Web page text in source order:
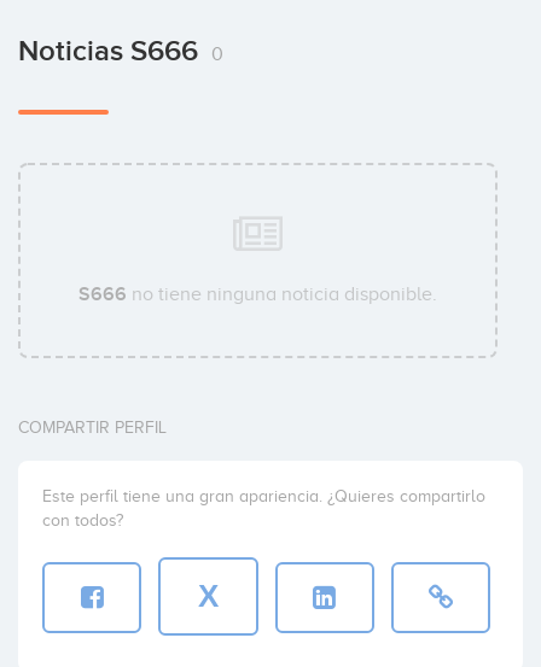
Noticias S666 0
S666 no tiene ninguna noticia disponible.
COMPARTIR PERFIL
Este perfil tiene una gran apariencia. ¿Quieres compartirlo
con todos?
X